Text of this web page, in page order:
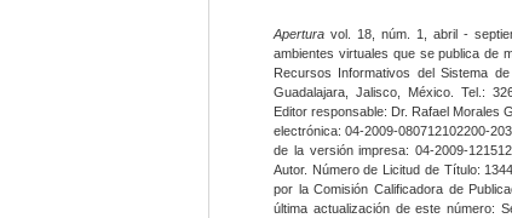
Apertura vol. 18, núm. 1, abril -
ambientes virtuales que se publica de
Recursos Informativos del Sistema
Guadalajara, Jalisco, México. Tel.:
Editor responsable: Dr. Rafael Morales
electrónica: 04-2009-080712102200-
de la versión impresa: 04-2009-
Autor. Número de Licitud de Título:
por la Comisión Calificadora de
última actualización de este número: